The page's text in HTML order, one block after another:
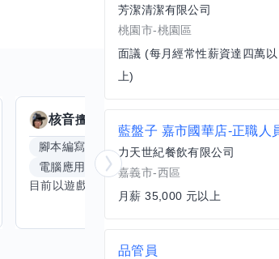
核音擅長
腳本編寫 APP開發
手機遊戲
電腦應用相關
更多
芳潔清潔有限公司
桃園市-桃園區
面議 (每月經常性薪資達四萬以
上)
藍盤子 嘉市國華店-正職人
力天世紀餐飲有限公司
嘉義市-西區
月薪 35,000 元以上
品管員